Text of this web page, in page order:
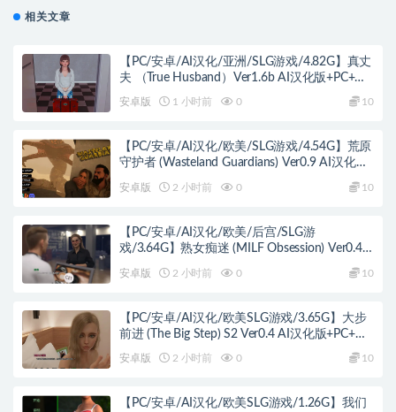
相关文章
【PC/安卓/AI汉化/亚洲/SLG游戏/4.82G】真丈
夫 （True Husband）Ver1.6b AI汉化版+PC+安
安卓版 1 小时前 0 10
【PC/安卓/AI汉化/欧美/SLG游戏/4.54G】荒原
守护者 (Wasteland Guardians) Ver0.9 AI汉化版
安卓版 2 小时前 0 10
【PC/安卓/AI汉化/欧美/后宫/SLG游
戏/3.64G】熟女痴迷 (MILF Obsession) Ver0.4
安卓版 2 小时前 0 10
【PC/安卓/AI汉化/欧美SLG游戏/3.65G】大步
前进 (The Big Step) S2 Ver0.4 AI汉化版+PC+安
安卓版 2 小时前 0 10
【PC/安卓/AI汉化/欧美SLG游戏/1.26G】我们